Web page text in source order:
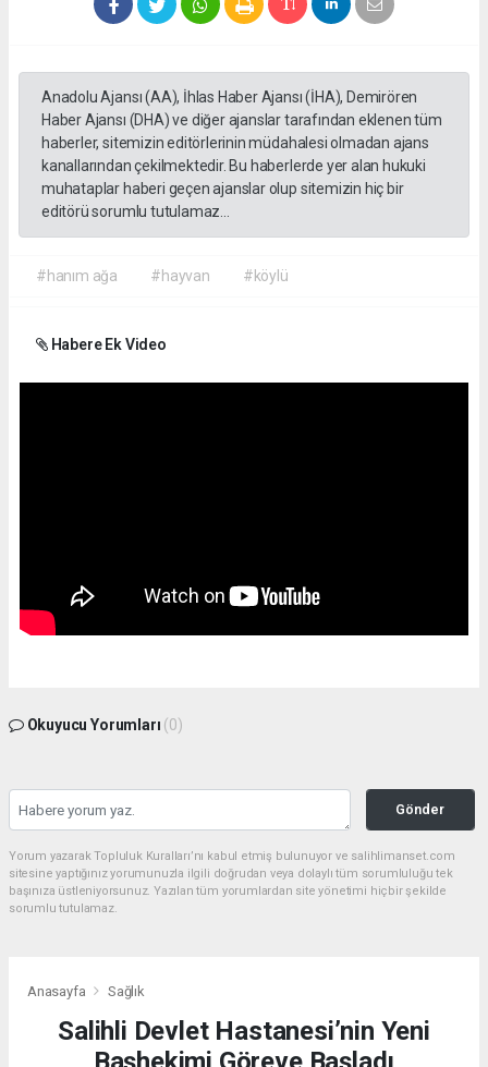
Anadolu Ajansı (AA), İhlas Haber Ajansı (İHA), Demirören
Haber Ajansı (DHA) ve diğer ajanslar tarafından eklenen tüm
haberler, sitemizin editörlerinin müdahalesi olmadan ajans
kanallarından çekilmektedir. Bu haberlerde yer alan hukuki
muhataplar haberi geçen ajanslar olup sitemizin hiç bir
editörü sorumlu tutulamaz...
#hanım ağa #hayvan #köylü
Habere Ek Video
Okuyucu Yorumları (0)
Gönder
Yorum yazarak Topluluk Kuralları’nı kabul etmiş bulunuyor ve salihlimanset.com
sitesine yaptığınız yorumunuzla ilgili doğrudan veya dolaylı tüm sorumluluğu tek
başınıza üstleniyorsunuz. Yazılan tüm yorumlardan site yönetimi hiçbir şekilde
sorumlu tutulamaz.
Anasayfa Sağlık
Salihli Devlet Hastanesi’nin Yeni